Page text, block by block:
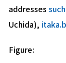
addresses
Uchida),
Figure: